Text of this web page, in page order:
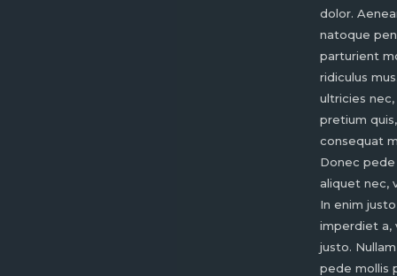
dolor.
natoque
parturient
ridiculus
ultricies
pretium
consequat
Donec pede
aliquet nec,
In enim
imperdiet a,
justo.
pede mollis